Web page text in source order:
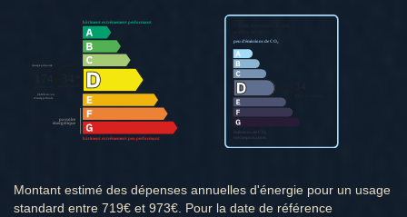
Montant estimé des dépenses annuelles d'énergie pour un usage
standard entre 719€ et 973€. Pour la date de référence